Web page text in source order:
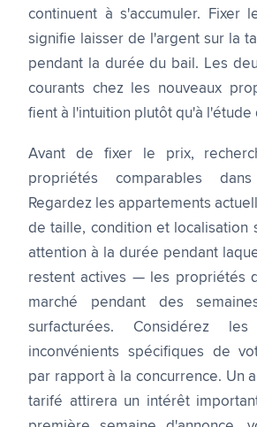
continuent à s'accumuler. Fixer
signifie laisser de l'argent sur la
pendant la durée du bail. Les
courants chez les nouveaux
fient à l'intuition plutôt qu'à l'étude
Avant de fixer le prix,
propriétés comparables
Regardez les appartements
de taille, condition et localisation
attention à la durée pendant
restent actives — les propriétés
marché pendant des
surfacturées. Considérez
inconvénients spécifiques de
par rapport à la concurrence. Un
tarifé attirera un intérêt